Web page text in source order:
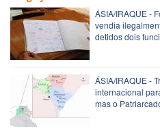
ÁSIA/IRAQUE -
vendia
detidos dois
ÁSIA/IRAQUE -
internacional
mas o